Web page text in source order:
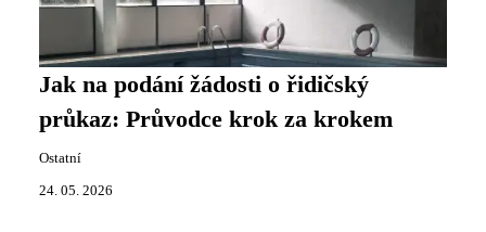
Jak na podání žádosti o řidičský
průkaz: Průvodce krok za krokem
Ostatní
24. 05. 2026